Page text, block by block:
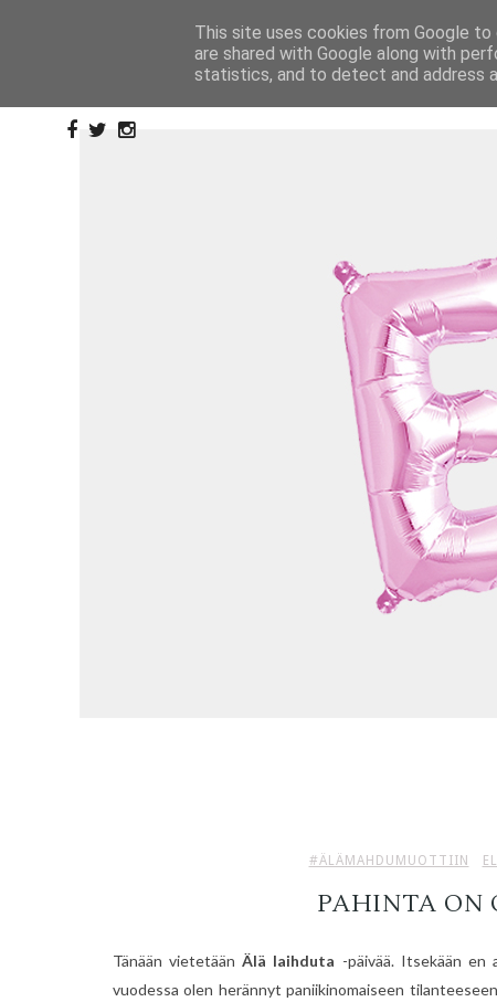
#ÄLÄMAHDUMUOTTIIN
PAHINTA ON
Tänään vietetäänÄlä laihduta -päivää. Itsekään en
vuodessa olen herännyt paniikinomaiseen
This site uses cookies from Google
are shared with Google along with
statistics, and to detect and address